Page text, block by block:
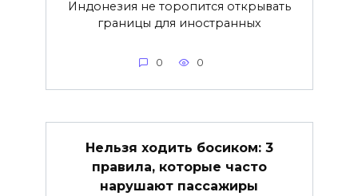
Индонезия не торопится открывать
границы для иностранных
0 0
Нельзя ходить босиком: 3
правила, которые часто
нарушают пассажиры